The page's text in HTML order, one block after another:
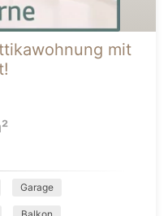
mit
Garage